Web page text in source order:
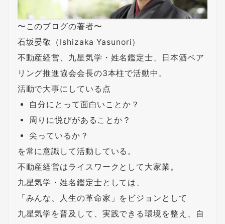
〜このブログの著者〜
石坂晏敬（Ishizaka Yasunori）
不動産経営、九星気学・姓名鑑定士、日本酒ペア
リング推進協会会長の3本柱で活動中。
活動で大事にしている点
自分にとって面白いことか？
周りに悦びがあることか？
尖っているか？
を常に意識して活動している。
不動産経営はライスワークとして大家業。
九星気学・姓名鑑定士としては、
「みんな、人生の革命家」をビジョンとして
九星気学を普及して、実践できる環境を整え、自